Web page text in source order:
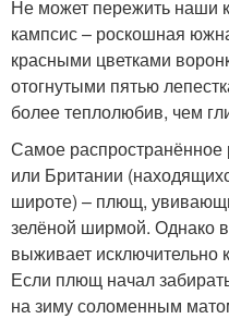
Не может пережить наши
кампсис – роскошная
красными цветками
отогнутыми пятью
более теплолюбив, чем
Самое распространённое
или Британии
широте) – плющ,
зелёной ширмой. Однако
выживает исключительно
Если плющ начал
на зиму соломенным